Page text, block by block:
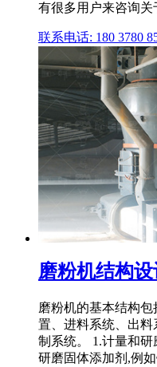
有很多用户来咨询关
联系电话: 180 3780
磨粉机结构
磨粉机的基本结构
置、进料系统、出
制系统。 1.计量和
研磨固体添加剂,例